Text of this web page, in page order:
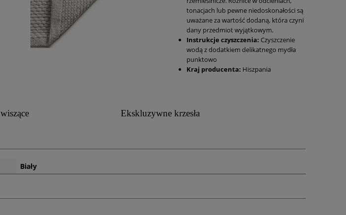
tonacjach lub pewne niedoskonałości są
uważane za wartość dodaną, która czyni
dany przedmiot wyjątkowym.
Instrukcje czyszczenia: Czyszczenie
wodą z dodatkiem delikatnego mydła
punktowo
Kraj producenta: Hiszpania
Ekskluzywne krzesła
Biały